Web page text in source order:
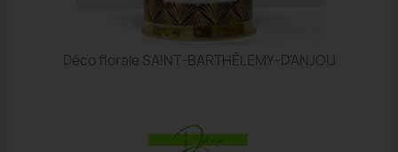
Déco florale SAINT-BARTHÉLEMY-D'ANJOU